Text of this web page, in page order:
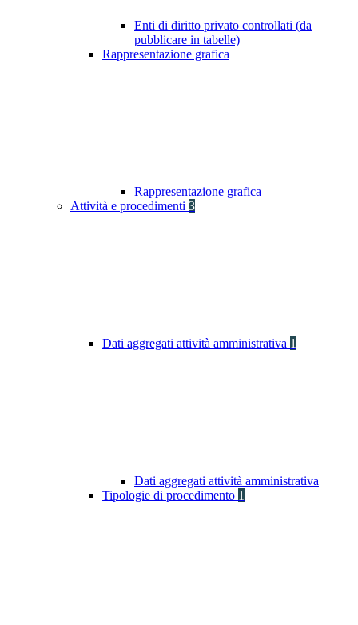
Enti di diritto privato controllati (da
pubblicare in tabelle)
Rappresentazione grafica
Rappresentazione grafica
Attività e procedimenti 3
Dati aggregati attività amministrativa 1
Dati aggregati attività amministrativa
Tipologie di procedimento 1